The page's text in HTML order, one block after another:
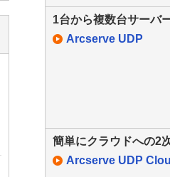
1台から複数台サーバ
Arcserve UDP
簡単にクラウドへの2
Arcserve UDP